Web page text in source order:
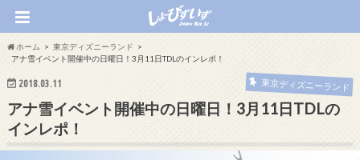
ホーム
東京ディズニーランド
アナ雪イベント開催中の日曜日！3月11日TDLのインレポ！
2018.03.11 東京ディズニーランド
アナ雪イベント開催中の日曜日！3月11日TDLの
インレポ！